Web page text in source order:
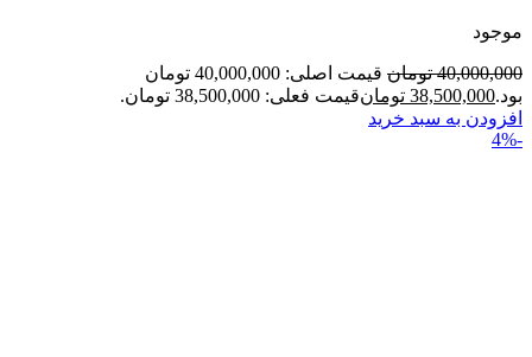
موجود
40,000,000 تومان
قیمت اصلی: 40,000,000 تومان
بود.38,500,000 تومانقیمت فعلی: 38,500,000 تومان.
افزودن به سبد خرید
-4%